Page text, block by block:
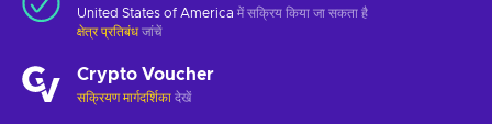
United States of America में सक्रिय किया जा सकता है
क्षेत्र प्रतिबंध जांचें
Crypto Voucher
सक्रियण मार्गदर्शिका देखें